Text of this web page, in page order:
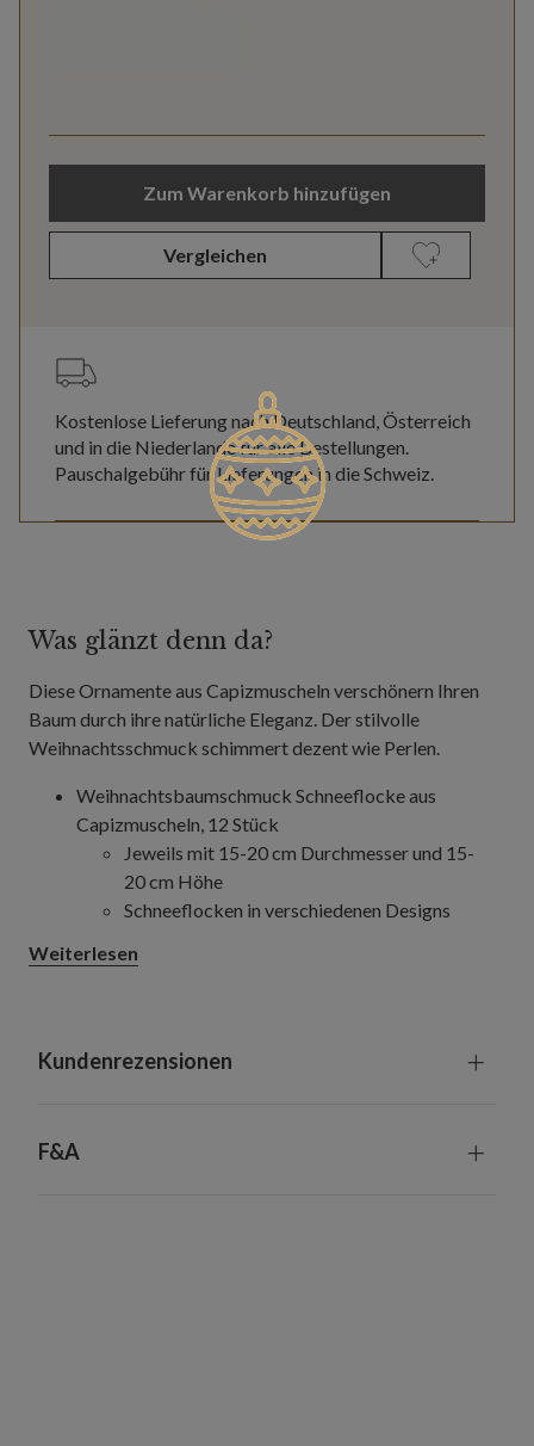
Zum Warenkorb hinzufügen
Vergleichen
Kostenlose Lieferung nach Deutschland, Österreich
und in die Niederlande für alle Bestellungen.
Pauschalgebühr für Lieferungen in die Schweiz.
Was glänzt denn da?
Diese Ornamente aus Capizmuscheln verschönern Ihren
Baum durch ihre natürliche Eleganz. Der stilvolle
Weihnachtsschmuck schimmert dezent wie Perlen.
Weihnachtsbaumschmuck Schneeflocke aus
Capizmuscheln, 12 Stück
Jeweils mit 15-20 cm Durchmesser und 15-
20 cm Höhe
Schneeflocken in verschiedenen Designs
Capizmuscheln, 6 Stück
Dreidimensionale Sterne aus Capizmuscheln
Weiterlesen
Kundenrezensionen
F&A